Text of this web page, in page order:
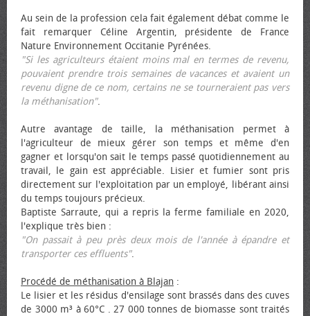
Au sein de la profession cela fait également débat comme le
fait remarquer Céline Argentin, présidente de France
Nature Environnement Occitanie Pyrénées.
"Si les agriculteurs étaient moins mal en termes de revenu,
pouvaient prendre trois semaines de vacances et avaient un
revenu digne de ce nom, certains ne se tourneraient pas vers
la méthanisation".
Autre avantage de taille, la méthanisation permet à
l'agriculteur de mieux gérer son temps et même d'en
gagner et lorsqu'on sait le temps passé quotidiennement au
travail, le gain est appréciable. Lisier et fumier sont pris
directement sur l'exploitation par un employé, libérant ainsi
du temps toujours précieux.
Baptiste Sarraute, qui a repris la ferme familiale en 2020,
l'explique très bien :
"On passait à peu près deux mois de l'année à épandre et
transporter ces effluents".
Procédé de méthanisation à Blajan :
Le lisier et les résidus d'ensilage sont brassés dans des cuves
de 3000 m³ à 60°C . 27 000 tonnes de biomasse sont traités